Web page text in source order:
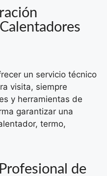
un servicio técnico
visita, siempre
y herramientas de
garantizar una
termo,
de